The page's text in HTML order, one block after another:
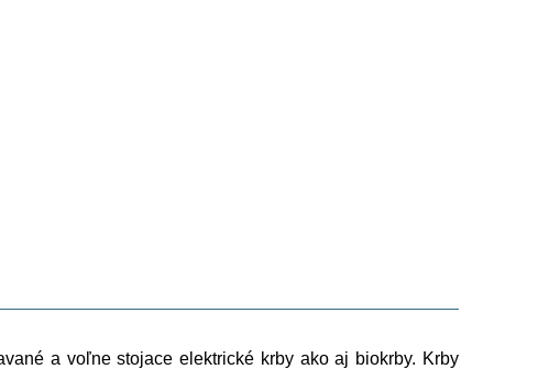
a voľne stojace elektrické krby ako aj biokrby. Krby